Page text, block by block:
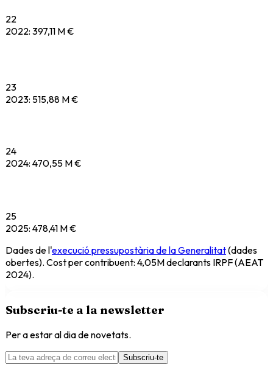
22
2022: 397,11 M €
23
2023: 515,88 M €
24
2024: 470,55 M €
25
2025: 478,41 M €
Dades de l'execució pressupostària de la Generalitat(dades
obertes). Cost per contribuent: 4,05M declarants IRPF (AEAT
2024).
Subscriu-te a la newsletter
Per a estar al dia de novetats.
Subscriu-te